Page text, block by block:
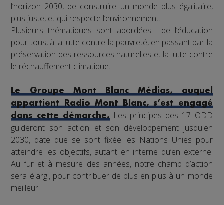
l’horizon 2030, de construire un monde plus égalitaire,
plus juste, et qui respecte l’environnement.
Plusieurs thématiques sont abordées : de l’éducation
pour tous, à la lutte contre la pauvreté, en passant par la
préservation des ressources naturelles et la lutte contre
le réchauffement climatique.
Le Groupe Mont Blanc Médias, auquel
appartient Radio Mont Blanc, s’est engagé
dans cette démarche.Les principes des 17 ODD
guideront son action et son développement jusqu'en
2030, date que se sont fixée les Nations Unies pour
atteindre les objectifs, autant en interne qu’en externe.
Au fur et à mesure des années, notre champ d’action
sera élargi, pour contribuer de plus en plus à un monde
meilleur.